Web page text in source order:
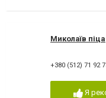
Миколаїв піца
+380 (512) 71 92
Я